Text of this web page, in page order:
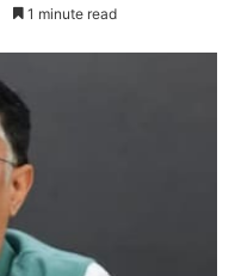
1 minute read